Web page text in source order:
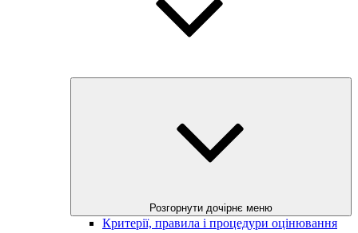
Розгорнути дочірнє меню
Критерії, правила і процедури оцінювання